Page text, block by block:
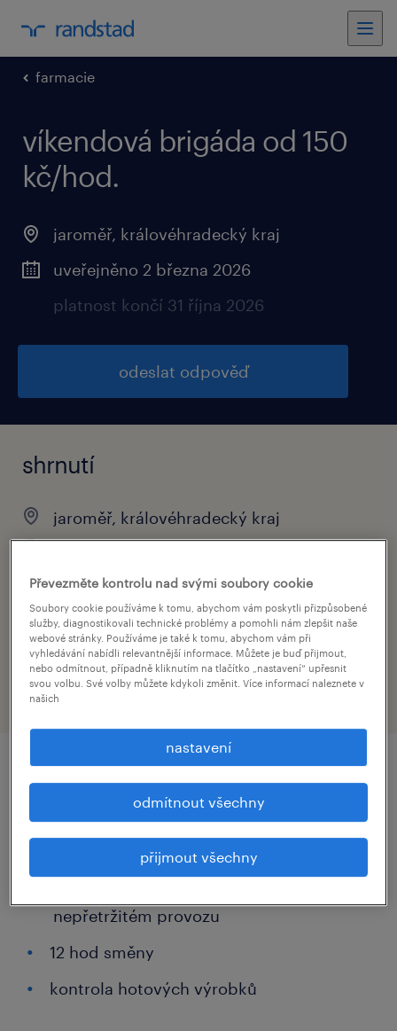
farmacie
víkendová brigáda od 150
kč/hod.
jaroměř, královéhradecký kraj
uveřejněno 2 března 2026
platnost končí 31 října 2026
odeslat odpověď
shrnutí
jaroměř, královéhradecký kraj
obor
farmacie
detail nabídky
co vás čeká
nepřetržitém provozu
12 hod směny
kontrola hotových výrobků
Převezměte kontrolu nad svými soubory cookie
Soubory cookie používáme k tomu, abychom vám poskytli přizpůsobené
služby, diagnostikovali technické problémy a pomohli nám zlepšit naše
webové stránky. Používáme je také k tomu, abychom vám při
vyhledávání nabídli relevantnější informace. Můžete je buď přijmout,
nebo odmítnout, případně kliknutím na tlačítko „nastavení“ upřesnit
svou volbu. Své volby můžete kdykoli změnit. Více informací naleznete v
našich
nastavení
odmítnout všechny
přijmout všechny